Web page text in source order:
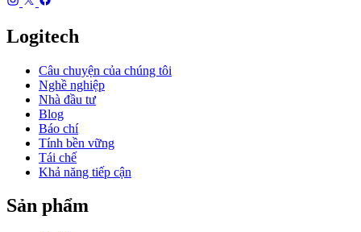
Logitech
Câu chuyện của chúng tôi
Nghề nghiệp
Nhà đầu tư
Blog
Báo chí
Tính bền vững
Tái chế
Khả năng tiếp cận
Sản phẩm